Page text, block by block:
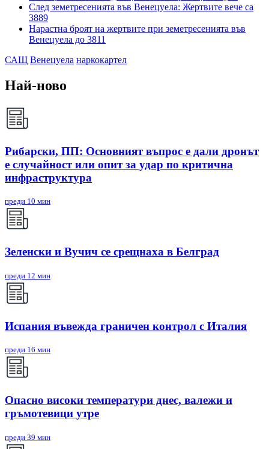
След земетресенията във Венецуела: Жертвите вече са
3889
Нарастна броят на жертвите при земетресенията във
Венецуела до 3811
САЩ Венецуела наркокартел
Най-ново
Рибарски, ПП: Основният въпрос е дали дронът
е случайност или опит за удар по критична
инфраструктура
преди 10 мин
Зеленски и Вучич се срещнаха в Белград
преди 12 мин
Испания въвежда граничен контрол с Италия
преди 16 мин
Опасно високи температури днес, валежи и
гръмотевици утре
преди 39 мин